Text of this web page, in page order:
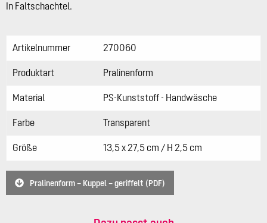
In Faltschachtel.
Artikelnummer 270060
Produktart Pralinenform
Material PS-Kunststoff - Handwäsche
Farbe Transparent
Größe 13,5 x 27,5 cm / H 2,5 cm
Pralinenform – Kuppel – geriffelt (PDF)